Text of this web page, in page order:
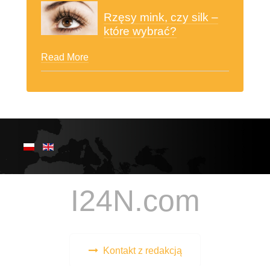
Rzęsy mink, czy silk –
które wybrać?
Read More
I24N.com
Kontakt z redakcją